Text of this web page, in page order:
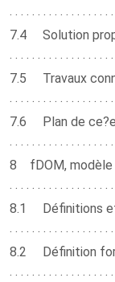
. . . . . . . . . . . . . . . .
7.4 Solution
. . . . . . . . . . . . . . . . .
7.5 Travaux
. . . . . . . . . . . . . . . . . .
7.6 Plan de ce?e
. . . . . . . . . . . . . . . . . .
8 fDOM, modèle
. . . . . . . . . . . . . . . . . .
8.1 Définitions et
. . . . . . . . . . . . . . . . . .
8.2 Définition
. . . . . . . . . . . . . . . . .